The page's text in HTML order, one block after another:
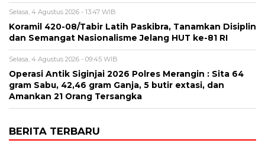
Selasa, 4 Agustus 2026 - 13:47 WIB
Koramil 420-08/Tabir Latih Paskibra, Tanamkan Disiplin
dan Semangat Nasionalisme Jelang HUT ke-81 RI
Selasa, 4 Agustus 2026 - 09:45 WIB
Operasi Antik Siginjai 2026 Polres Merangin : Sita 64
gram Sabu, 42,46 gram Ganja, 5 butir extasi, dan
Amankan 21 Orang Tersangka
BERITA TERBARU